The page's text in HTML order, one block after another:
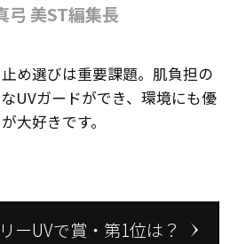
弓 美ST編集長
め選びは重要課題。肌負担の
UVガードができ、環境にも優
大好きです。
ーUVで賞・第1位は？